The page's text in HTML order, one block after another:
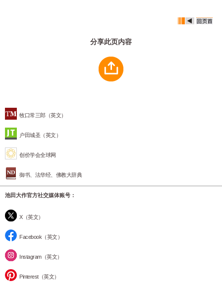
牧口常三郎（英文）
户田城圣（英文）
创价学会全球网
御书、法华经、佛教大辞典
池田大作官方社交媒体账号：
X（英文）
Facebook（英文）
Instagram（英文）
Pinterest（英文）
分享此页内容